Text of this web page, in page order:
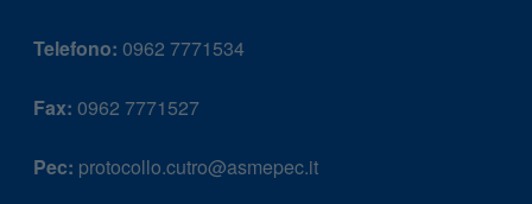
Telefono: 0962 7771534
Fax: 0962 7771527
Pec: protocollo.cutro@asmepec.it